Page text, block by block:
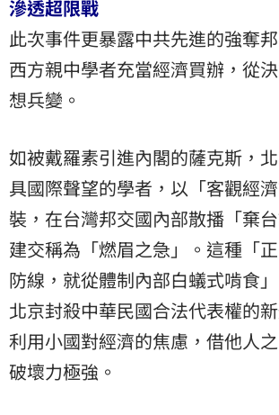
滲透超限戰
此次事件更暴露中共先進的強奪
西方親中學者充當經濟買辦，從
想兵變。
如被戴羅素引進內閣的薩克斯，
具國際聲望的學者，以「客觀經
裝，在台灣邦交國內部散播「棄
建交稱為「燃眉之急」。這種「
防線，就從體制內部白蟻式啃食
北京封殺中華民國合法代表權的
利用小國對經濟的焦慮，借他人
破壞力極強。